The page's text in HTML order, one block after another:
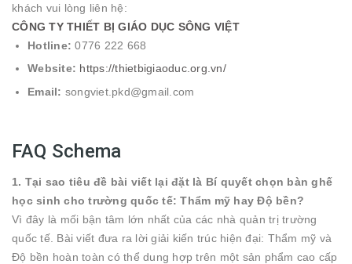
khách vui lòng liên hệ:
CÔNG TY THIẾT BỊ GIÁO DỤC SÔNG VIỆT
Hotline: 0776 222 668
Website: https://thietbigiaoduc.org.vn/
Email: songviet.pkd@gmail.com
FAQ Schema
1. Tại sao tiêu đề bài viết lại đặt là Bí quyết chọn bàn ghế
học sinh cho trường quốc tế: Thẩm mỹ hay Độ bền?
Vì đây là mối bận tâm lớn nhất của các nhà quản trị trường
quốc tế. Bài viết đưa ra lời giải kiến trúc hiện đại: Thẩm mỹ và
Độ bền hoàn toàn có thể dung hợp trên một sản phẩm cao cấp